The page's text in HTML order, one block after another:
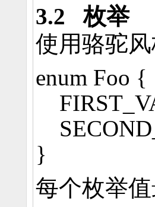
3.2枚举
使用骆驼
enum Foo {
}
每个枚举